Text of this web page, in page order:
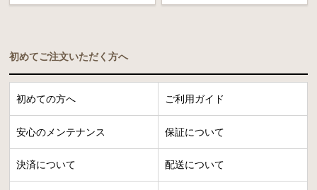
初めてご注文いただく方へ
初めての方へ ご利用ガイド
安心のメンテナンス 保証について
決済について 配送について